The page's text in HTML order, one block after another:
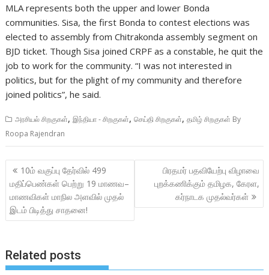
MLA represents both the upper and lower Bonda
communities. Sisa, the first Bonda to contest elections was
elected to assembly from Chitrakonda assembly segment on
BJD ticket. Though Sisa joined CRPF as a constable, he quit the
job to work for the community. “I was not interested in
politics, but for the plight of my community and therefore
joined politics”, he said.
அரசியல் சிறகுகள்,இந்தியா - சிறகுகள்,செய்தி சிறகுகள்,தமிழ் சிறகுகள் By
Roopa Rajendran
Post
navigation
10ம் வகுப்பு தேர்வில் 499
மதிப்பெண்கள் பெற்று 19 மாணவ–
மாணவிகள் மாநில அளவில் முதல்
இடம் பிடித்து சாதனை!
பிரதமர் பதவியேற்பு விழாவை
புறக்கணிக்கும் தமிழக, கேரள,
கர்நாடக முதல்வர்கள்
Related posts